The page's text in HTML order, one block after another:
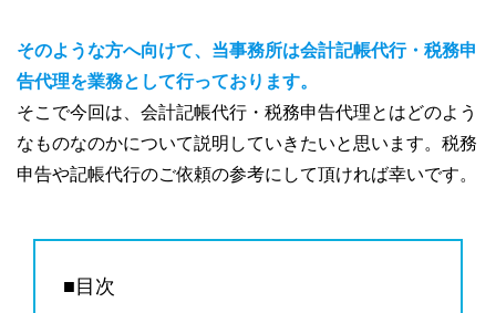
そのような方へ向けて、当事務所は会計記帳代行・ 税務申
告代理を業務として行っております。
そこで今回は、会計記帳代行・税務申告代理とはどのよう
なものなのかについて説明していきたいと思います。税務
申告や記帳代行のご依頼の参考にして頂ければ幸いです。
■目次